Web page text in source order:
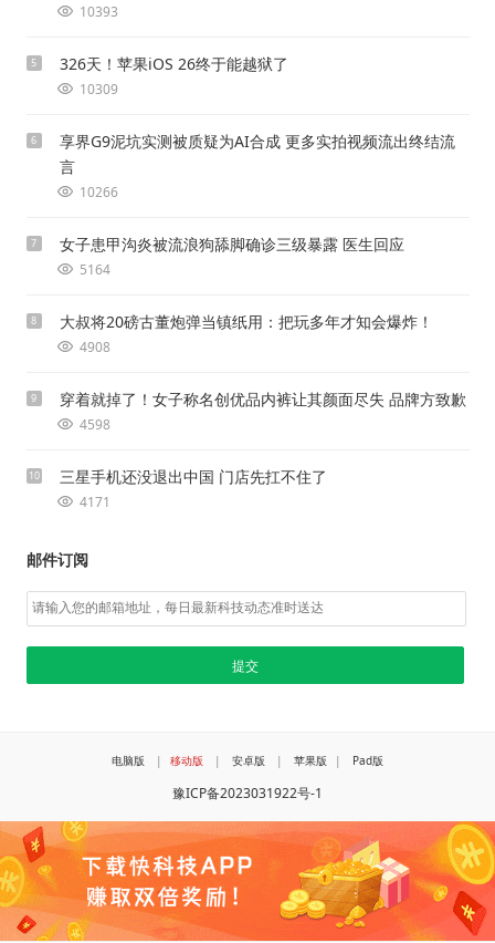
10393
5 326天！苹果iOS 26终于能越狱了
10309
6
享界G9泥坑实测被质疑为AI合成 更多实拍视频流出终结流
言
10266
7 女子患甲沟炎被流浪狗舔脚确诊三级暴露 医生回应
5164
8 大叔将20磅古董炮弹当镇纸用：把玩多年才知会爆炸！
4908
9 穿着就掉了！女子称名创优品内裤让其颜面尽失 品牌方致歉
4598
10 三星手机还没退出中国 门店先扛不住了
4171
邮件订阅
电脑版 | 移动版 | 安卓版 | 苹果版 | Pad版
豫ICP备2023031922号-1